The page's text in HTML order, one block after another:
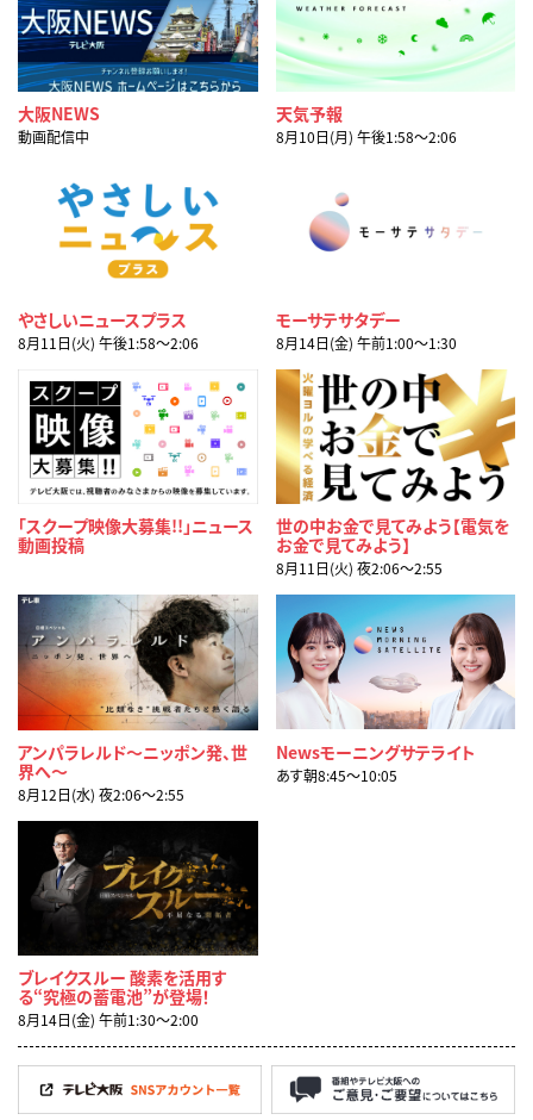
大阪NEWS
動画配信中
天気予報
8月10日(月) 午後1:58〜2:06
やさしいニュースプラス
8月11日(火) 午後1:58〜2:06
モーサテサタデー
8月14日(金) 午前1:00〜1:30
「スクープ映像大募集!!」ニュース
動画投稿
世の中お金で見てみよう【電気を
お金で見てみよう】
8月11日(火) 夜2:06〜2:55
アンパラレルド～ニッポン発、世
界へ～
8月12日(水) 夜2:06〜2:55
Newsモーニングサテライト
あす朝8:45〜10:05
ブレイクスルー 酸素を活用す
る“究極の蓄電池”が登場！
8月14日(金) 午前1:30〜2:00